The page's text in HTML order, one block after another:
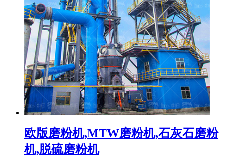
欧版磨粉机,MTW磨粉机,石灰石磨粉
机,脱硫磨粉机